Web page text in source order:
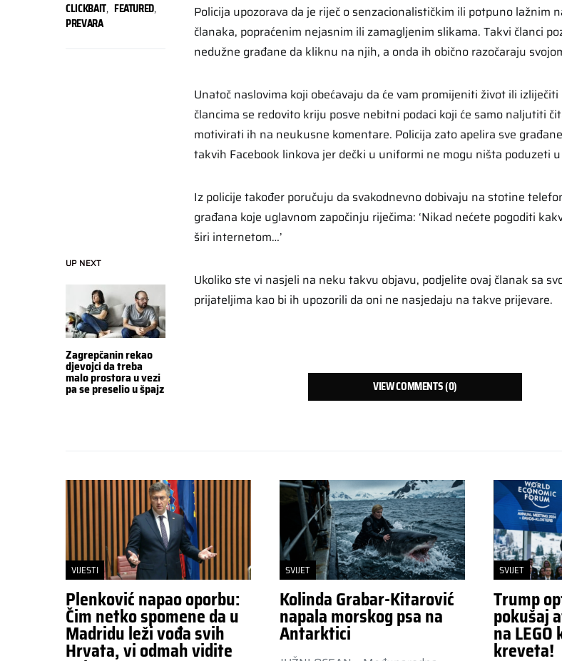
UP NEXT
Zagrepčanin rekao
djevojci da treba
malo prostora u vezi
pa se preselio u špajz
CLICKBAIT, FEATURED,
PREVARA
Policija upozorava da je riječ o senzacionalističkim ili potpuno lažnim
članaka, popraćenim nejasnim ili zamagljenim slikama. Takvi članci
nedužne građane da kliknu na njih, a onda ih obično razočaraju
Unatoč naslovima koji obećavaju da će vam promijeniti život ili izliječiti
člancima se redovito kriju posve nebitni podaci koji će samo naljutiti
motivirati ih na neukusne komentare. Policija zato apelira sve
takvih Facebook linkova jer dečki u uniformi ne mogu ništa poduzeti
Iz policije također poručuju da svakodnevno dobivaju na stotine
građana koje uglavnom započinju riječima: ‘Nikad nećete pogoditi
širi internetom…’
Ukoliko ste vi nasjeli na neku takvu objavu, podjelite ovaj članak sa
prijateljima kao bi ih upozorili da oni ne nasjedaju na takve prijevare.
VIEW COMMENTS (0)
VIJESTI
Plenković napao oporbu:
Čim netko spomene da u
Madridu leži vođa svih
Hrvata, vi odmah vidite
SVIJET
Kolinda Grabar-Kitarović
napala morskog psa na
Antarktici
SVIJET
Trump
pokušaj
na
kreveta!